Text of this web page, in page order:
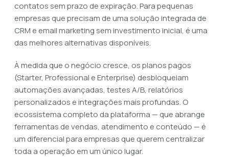
contatos sem prazo de expiração. Para pequenas
empresas que precisam de uma solução integrada de
CRM e email marketing sem investimento inicial, é uma
das melhores alternativas disponíveis.
À medida que o negócio cresce, os planos pagos
(Starter, Professional e Enterprise) desbloqueiam
automações avançadas, testes A/B, relatórios
personalizados e integrações mais profundas. O
ecossistema completo da plataforma — que abrange
ferramentas de vendas, atendimento e conteúdo — é
um diferencial para empresas que querem centralizar
toda a operação em um único lugar.